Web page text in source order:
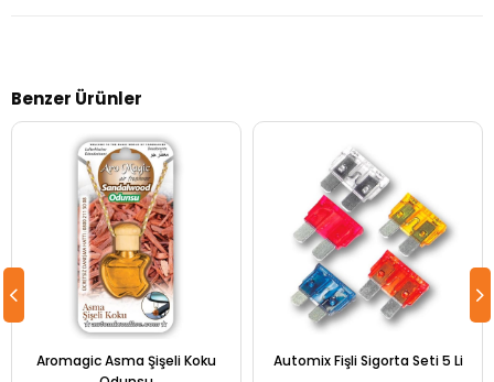
Benzer Ürünler
Aromagic Asma Şişeli Koku
Automix Fişli Sigorta Seti 5 Li